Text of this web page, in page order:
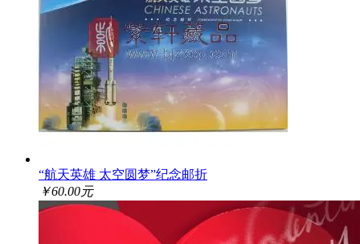
“航天英雄 太空圆梦”纪念邮折
￥60.00元